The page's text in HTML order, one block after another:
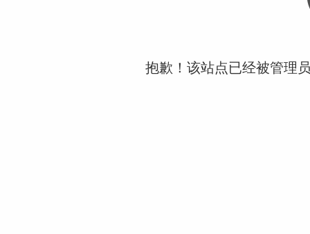
抱歉！该站点已经被管理